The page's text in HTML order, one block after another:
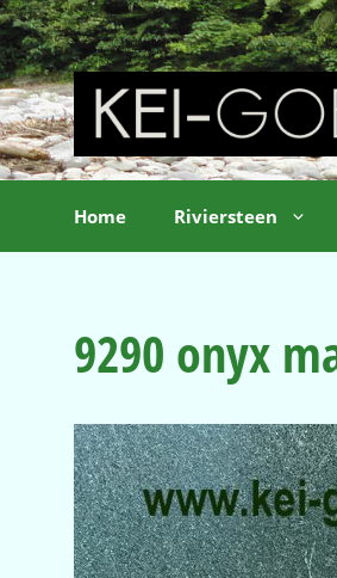
Ga
naar
de
inhoud
Home Riviersteen
9290 onyx